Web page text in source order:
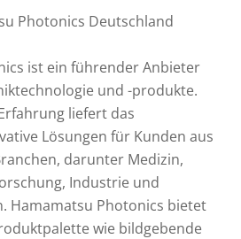
Photonics Deutschland
ist ein führender Anbieter
und -produkte.
liefert das
Lösungen für Kunden aus
darunter Medizin,
Industrie und
Hamamatsu Photonics bietet
wie bildgebende